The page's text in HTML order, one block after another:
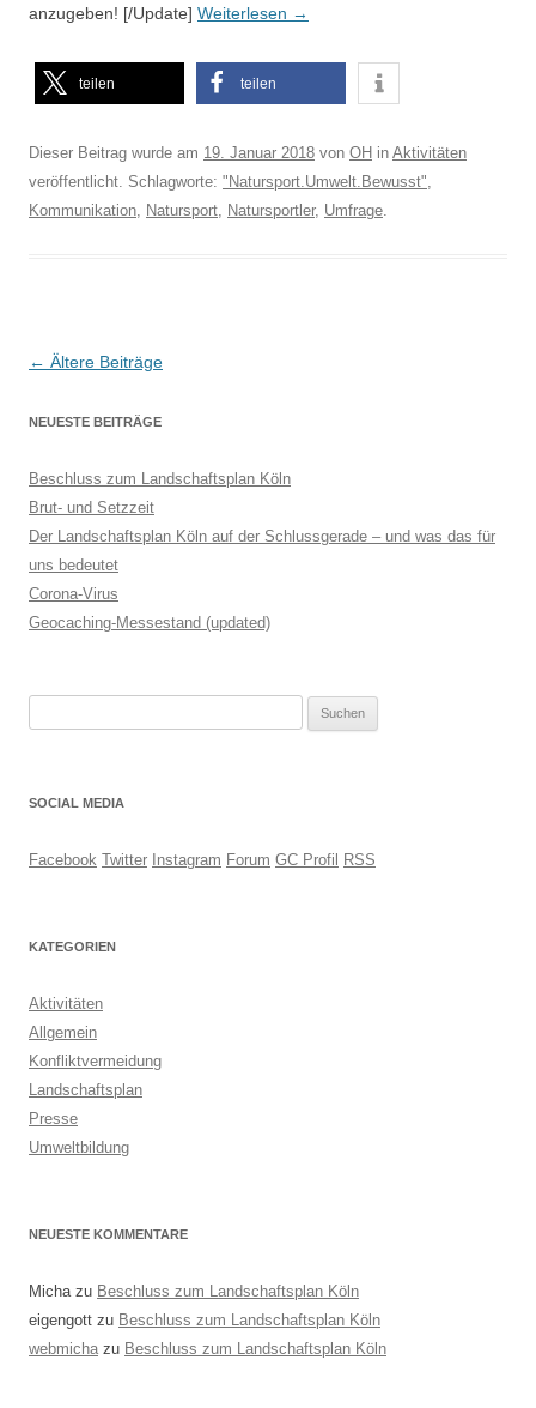
anzugeben! [/Update] Weiterlesen →
teilen teilen
Dieser Beitrag wurde am 19. Januar 2018 von OH in Aktivitäten
veröffentlicht. Schlagworte: "Natursport.Umwelt.Bewusst",
Kommunikation, Natursport, Natursportler, Umfrage.
Beitragsnavigation
← Ältere Beiträge
NEUESTE BEITRÄGE
Beschluss zum Landschaftsplan Köln
Brut- und Setzzeit
Der Landschaftsplan Köln auf der Schlussgerade – und was das für
uns bedeutet
Corona-Virus
Geocaching-Messestand (updated)
SOCIAL MEDIA
Facebook Twitter Instagram Forum GC Profil RSS
KATEGORIEN
Aktivitäten
Allgemein
Konfliktvermeidung
Landschaftsplan
Presse
Umweltbildung
NEUESTE KOMMENTARE
Michazu Beschluss zum Landschaftsplan Köln
eigengott zu Beschluss zum Landschaftsplan Köln
webmicha zu Beschluss zum Landschaftsplan Köln